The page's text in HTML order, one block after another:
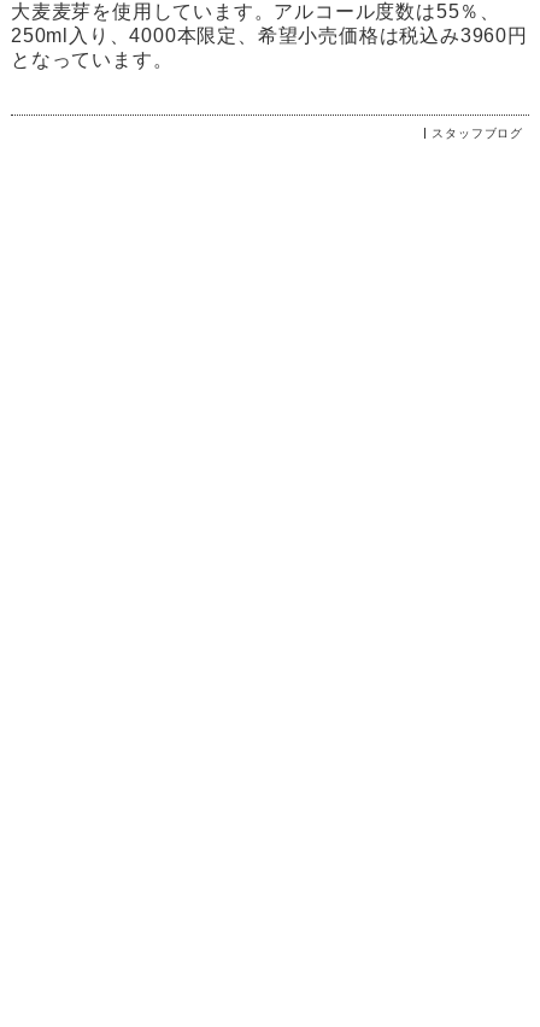
大麦麦芽を使用しています。アルコール度数は55％、
250ml入り、4000本限定、希望小売価格は税込み3960円
となっています。
スタッフブログ